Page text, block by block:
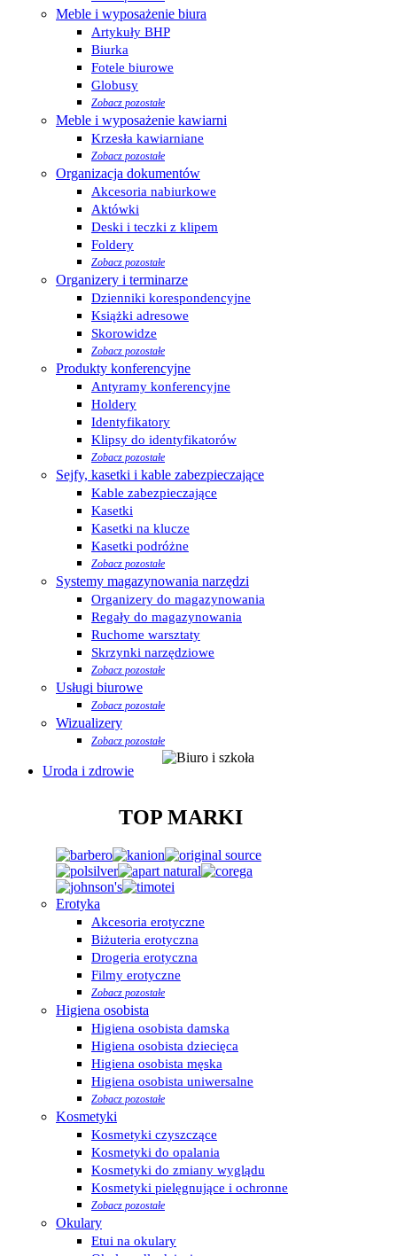
Meble i wyposażenie biura
Artykuły BHP
Biurka
Fotele biurowe
Globusy
Zobacz pozostałe
Meble i wyposażenie kawiarni
Krzesła kawiarniane
Zobacz pozostałe
Organizacja dokumentów
Akcesoria nabiurkowe
Aktówki
Deski i teczki z klipem
Foldery
Zobacz pozostałe
Organizery i terminarze
Dzienniki korespondencyjne
Książki adresowe
Skorowidze
Zobacz pozostałe
Produkty konferencyjne
Antyramy konferencyjne
Holdery
Identyfikatory
Klipsy do identyfikatorów
Zobacz pozostałe
Sejfy, kasetki i kable zabezpieczające
Kable zabezpieczające
Kasetki
Kasetki na klucze
Kasetki podróżne
Zobacz pozostałe
Systemy magazynowania narzędzi
Organizery do magazynowania
Regały do magazynowania
Ruchome warsztaty
Skrzynki narzędziowe
Zobacz pozostałe
Usługi biurowe
Zobacz pozostałe
Wizualizery
Zobacz pozostałe
Uroda i zdrowie
TOP MARKI
Erotyka
Akcesoria erotyczne
Biżuteria erotyczna
Drogeria erotyczna
Filmy erotyczne
Zobacz pozostałe
Higiena osobista
Higiena osobista damska
Higiena osobista dziecięca
Higiena osobista męska
Higiena osobista uniwersalne
Zobacz pozostałe
Kosmetyki
Kosmetyki czyszczące
Kosmetyki do opalania
Kosmetyki do zmiany wyglądu
Kosmetyki pielęgnujące i ochronne
Zobacz pozostałe
Okulary
Etui na okulary